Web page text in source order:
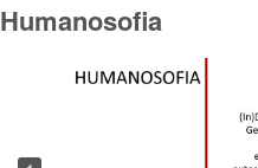
Humanosofia